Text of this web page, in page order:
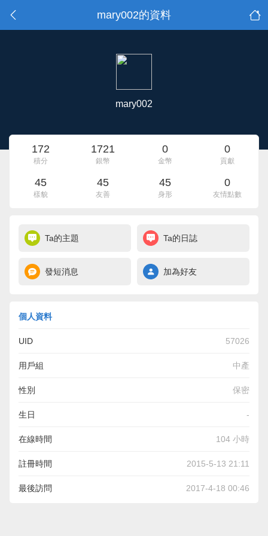
mary002的資料
mary002
172
積分
1721
銀幣
0
金幣
0
貢獻
45
樣貌
45
友善
45
身形
0
友情點數
Ta的主題 Ta的日誌
發短消息 加為好友
個人資料
UID 57026
用戶組 中產
性別 保密
生日 -
在線時間 104 小時
註冊時間 2015-5-13 21:11
最後訪問 2017-4-18 00:46